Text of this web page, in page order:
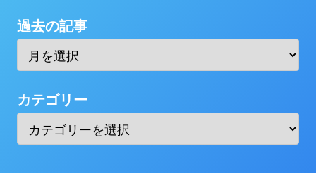
過去の記事
カテゴリー